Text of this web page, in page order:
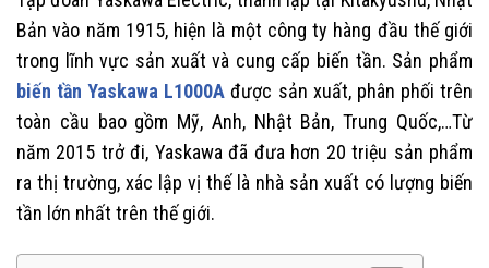
Bản vào năm 1915, hiện là một công ty hàng đầu thế giới
trong lĩnh vực sản xuất và cung cấp biến tần. Sản phẩm
biến tần Yaskawa L1000A được sản xuất, phân phối trên
toàn cầu bao gồm Mỹ, Anh, Nhật Bản, Trung Quốc,…Từ
năm 2015 trở đi, Yaskawa đã đưa hơn 20 triệu sản phẩm
ra thị trường, xác lập vị thế là nhà sản xuất có lượng biến
tần lớn nhất trên thế giới.